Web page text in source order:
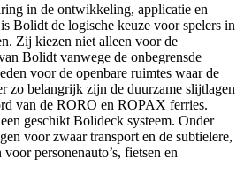
in de ontwikkeling, applicatie en
Bolidt de logische keuze voor spelers in
Zij kiezen niet alleen voor de
Bolidt vanwege de onbegrensde
voor de openbare ruimtes waar de
zo belangrijk zijn de duurzame slijtlagen
van de RORO en ROPAX ferries.
geschikt Bolideck systeem. Onder
voor zwaar transport en de subtielere,
personenauto’s, fietsen en